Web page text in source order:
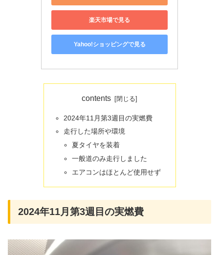
楽天市場で見る
Yahoo!ショッピングで見る
contents
2024年11月第3週目の実燃費
走行した場所や環境
夏タイヤを装着
一般道のみ走行しました
エアコンはほとんど使用せず
2024年11月第3週目の実燃費